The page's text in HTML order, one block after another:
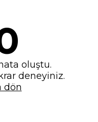
oluştu.
deneyiniz.
dön